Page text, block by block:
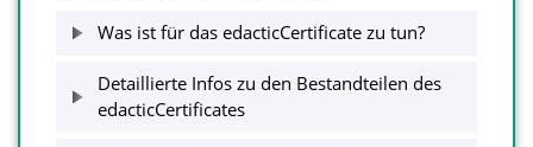
Was ist für das edacticCertificate zu tun?
Detaillierte Infos zu den Bestandteilen des
edacticCertificates